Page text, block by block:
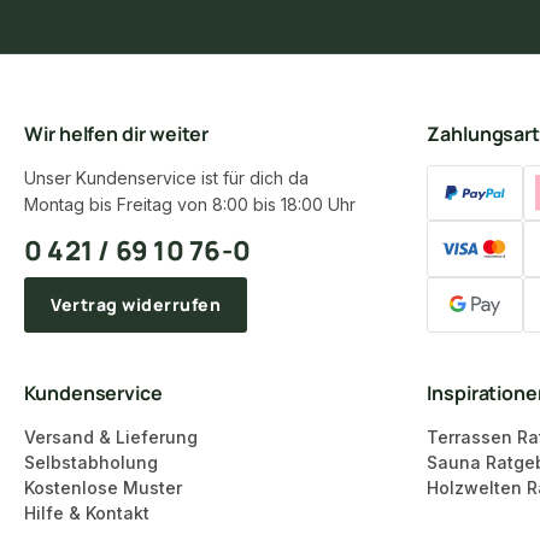
Wir helfen dir weiter
Unser Kundenservice ist für dich da
Montag bis Freitag von 8:00 bis 18:00 Uhr
0 421 / 69 10 76-0
Vertrag widerrufen
Kundenservice
Versand & Lieferung
Selbstabholung
Kostenlose Muster
Hilfe & Kontakt
Terrassen
Sauna
Holzwelten